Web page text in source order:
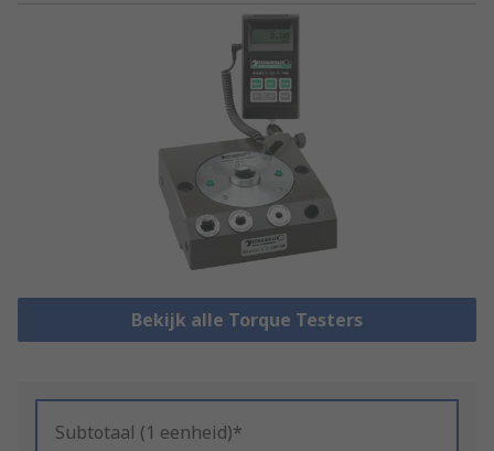
Bekijk alle Torque Testers
Subtotaal (1 eenheid)*